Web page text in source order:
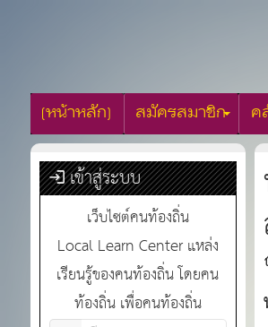
[หน้าหลัก] สมัครสมาชิก ค
เข้าสู่ระบบ
เว็บไซต์คนท้องถิ่น
Local Learn Center แหล่ง
เรียนรู้ของคนท้องถิ่น โดยคน
ท้องถิ่น เพื่อคนท้องถิ่น